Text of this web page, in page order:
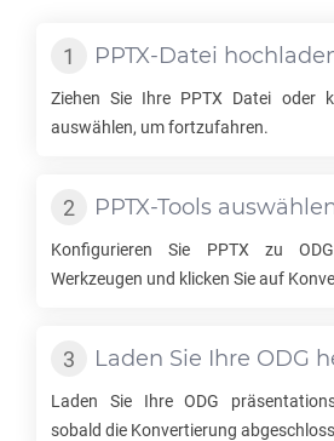
PPTX-Datei
Ziehen Sie Ihre PPTX Datei oder
auswählen, um fortzufahren.
PPTX-Tools
Konfigurieren Sie PPTX zuODG
Werkzeugen und klicken Sie auf
Laden Sie Ihre ODG
Laden Sie IhreODG
sobald die Konvertierung